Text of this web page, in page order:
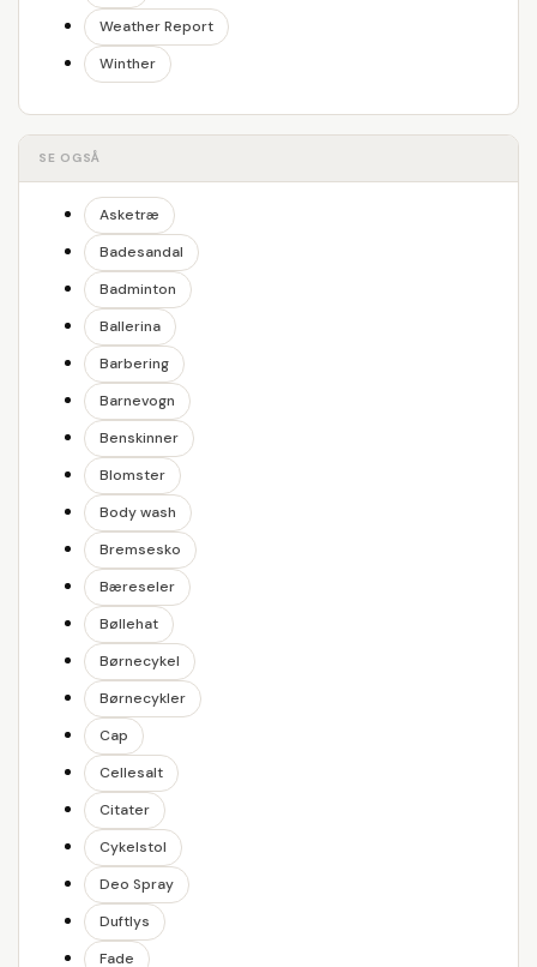
Weather Report
Winther
SE OGSÅ
Asketræ
Badesandal
Badminton
Ballerina
Barbering
Barnevogn
Benskinner
Blomster
Body wash
Bremsesko
Bæreseler
Bøllehat
Børnecykel
Børnecykler
Cap
Cellesalt
Citater
Cykelstol
Deo Spray
Duftlys
Fade